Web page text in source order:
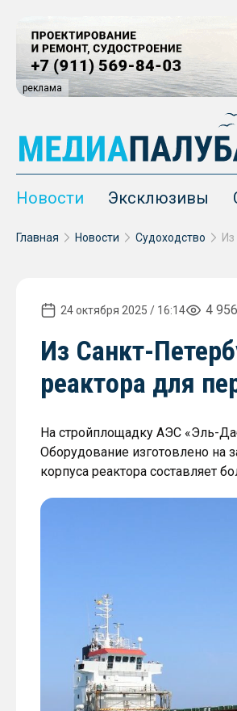
реклама
Новости Эксклюзивы
Главная Новости Судоходство
24 октября 2025 / 16:14 4 956
Из Санкт-
реактора для
На стройплощадку АЭС «Эль-
Оборудование изготовлено на
корпуса реактора составляет